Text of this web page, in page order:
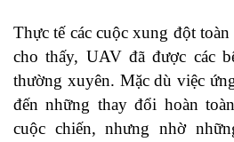
Thực tế các cuộc xung đột
cho thấy, UAV đã được các
thường xuyên. Mặc dù việc
đến những thay đổi hoàn
cuộc chiến, nhưng nhờ